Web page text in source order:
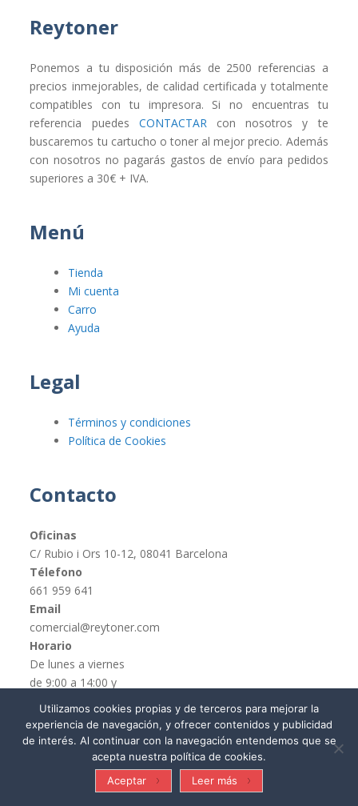
Reytoner
Ponemos a tu disposición más de 2500 referencias a
precios inmejorables, de calidad certificada y totalmente
compatibles con tu impresora. Si no encuentras tu
referencia puedes CONTACTARcon nosotros y te
buscaremos tu cartucho o toner al mejor precio. Además
con nosotros no pagarás gastos de envío para pedidos
superiores a 30€ + IVA.
Menú
Tienda
Mi cuenta
Carro
Ayuda
Legal
Términos y condiciones
Política de Cookies
Contacto
Oficinas
C/ Rubio i Ors 10-12, 08041 Barcelona
Télefono
661 959 641
Email
comercial@reytoner.com
Horario
De lunes a viernes
de 9:00 a 14:00 y
de 16:00 a 19:00
© REYTONER 2015 –Términos y condiciones
Utilizamos cookies propias y de terceros para mejorar la
experiencia de navegación, y ofrecer contenidos y publicidad
de interés. Al continuar con la navegación entendemos que se
acepta nuestra política de cookies.
Aceptar
Leer más